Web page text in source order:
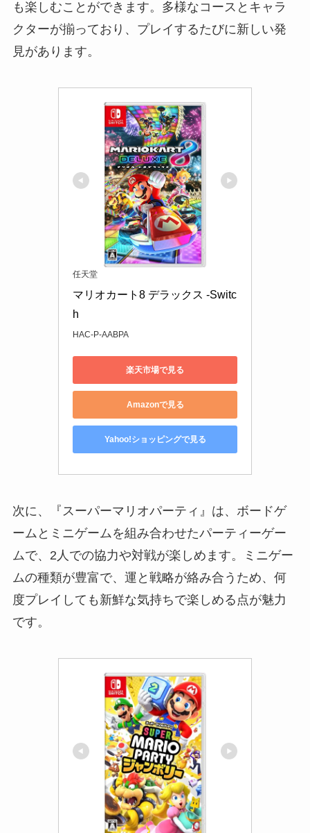
も楽しむことができます。多様なコースとキャラ
クターが揃っており、プレイするたびに新しい発
見があります。
任天堂
マリオカート8 デラックス -Switc
h
HAC-P-AABPA
楽天市場で見る
Amazonで見る
Yahoo!ショッピングで見る
次に、『スーパーマリオパーティ』は、ボードゲ
ームとミニゲームを組み合わせたパーティーゲー
ムで、2人での協力や対戦が楽しめます。ミニゲー
ムの種類が豊富で、運と戦略が絡み合うため、何
度プレイしても新鮮な気持ちで楽しめる点が魅力
です。